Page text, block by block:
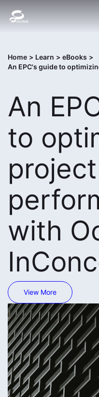
Home > Learn > eBooks >
An
to
project
with
View More